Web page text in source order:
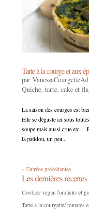
Tarte à la courge et aux
par
Quiche, tarte, cake et
La saison des courges est
Elle se déguste ici sous
soupe mais aussi crue etc…
la patidou, un peu...
« Entrées précédentes
Les dernières recettes
Cookies vegan fondants et
Tarte à la courgette/ tomates